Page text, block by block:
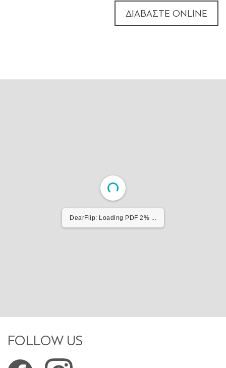
ΔΙΑΒΑΣΤΕ ΟΝLINE
DearFlip: Loading PDF 2% ...
FOLLOW US